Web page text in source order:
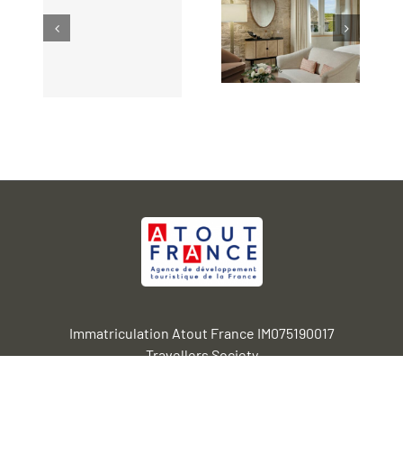
Immatriculation Atout France IM075190017
Travellers Society